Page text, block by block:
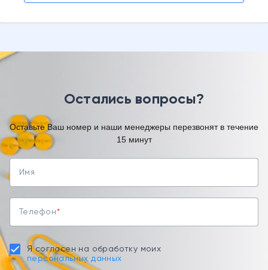
Остались вопросы?
Оставьте Ваш номер и наши менеджеры перезвонят в течение
15 минут
Имя
Телефон
Я согласен на обработку моих
персональных данных